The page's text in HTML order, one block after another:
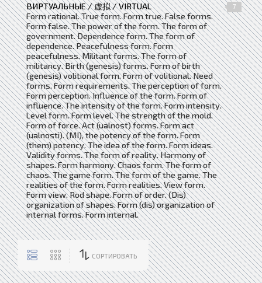
ВИРТУАЛЬНЫЕ / 虚拟 / VIRTUAL
7
Form rational. True form. Form true. False forms.
Form false. The power of the form. The form of
government. Dependence form. The form of
dependence. Peacefulness form. Form
peacefulness. Militant forms. The form of
militancy. Birth (genesis) forms. Form of birth
(genesis) volitional form. Form of volitional. Need
forms. Form requirements. The perception of form.
Form perception. Influence of the form. Form of
influence. The intensity of the form. Form intensity.
Level form. Form level. The strength of the mold.
Form of force. Act (ualnost) forms. Form act
(ualnosti). (MI), the potency of the form. Form
(them) potency. The idea of ​​the form. Form ideas.
Validity forms. The form of reality. Harmony of
shapes. Form harmony. Chaos form. The form of
chaos. The game form. The form of the game. The
realities of the form. Form realities. View form.
Form view. Rod shape. Form of order. (Dis)
organization of shapes. Form (dis) organization of
internal forms. Form internal.
СОРТИРОВАТЬ